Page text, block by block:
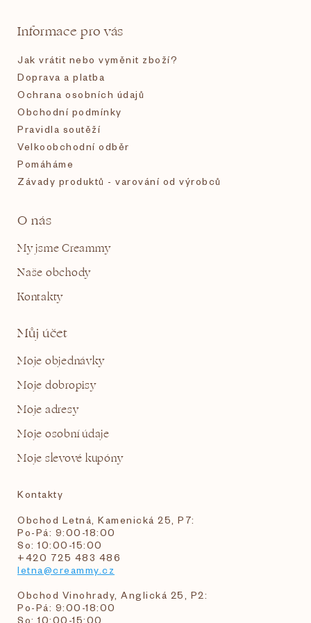
Informace pro vás
Jak vrátit nebo vyměnit zboží?
Doprava a platba
Ochrana osobních údajů
Obchodní podmínky
Pravidla soutěží
Velkoobchodní odběr
Pomáháme
Závady produktů - varování od výrobců
O nás
My jsme Creammy
Naše obchody
Kontakty
Můj účet
Moje objednávky
Moje dobropisy
Moje adresy
Moje osobní údaje
Moje slevové kupóny
Kontakty
Obchod Letná, Kamenická 25, P7:
Po-Pá: 9:00-18:00
So: 10:00-15:00
+420 725 483 486
letna@creammy.cz
Obchod Vinohrady, Anglická 25, P2:
Po-Pá: 9:00-18:00
So: 10:00-15:00